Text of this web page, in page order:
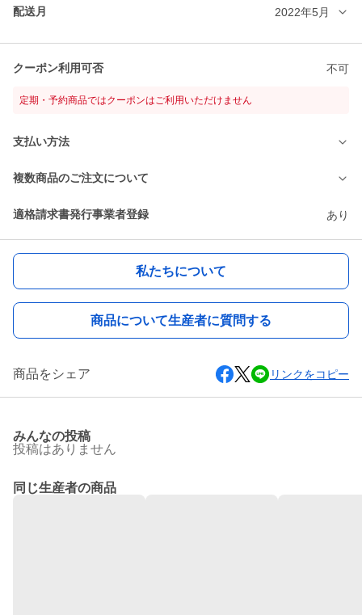
配送月 2022年5月
クーポン利用可否 不可
定期・予約商品ではクーポンはご利用いただけません
支払い方法
複数商品のご注文について
適格請求書発行事業者登録 あり
私たちについて
商品について生産者に質問する
商品をシェア リンクをコピー
みんなの投稿
投稿はありません
同じ生産者の商品